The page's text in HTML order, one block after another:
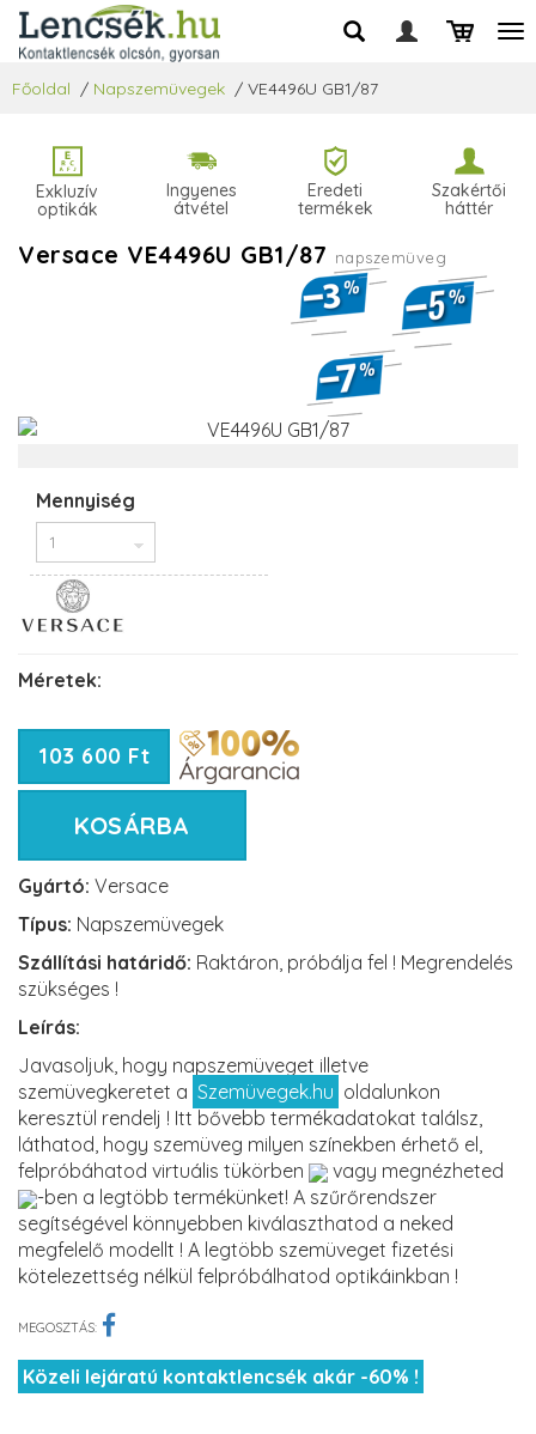
Főoldal / Napszemüvegek / VE4496U GB1/87
Exkluzív
optikák
Ingyenes
átvétel
Eredeti
termékek
Szakértői
háttér
Versace VE4496U GB1/87 napszemüveg
Mennyiség
Méretek:
103 600 Ft
KOSÁRBA
Gyártó: Versace
Típus: Napszemüvegek
Szállítási határidő: Raktáron, próbálja fel ! Megrendelés
szükséges !
Leírás:
Javasoljuk, hogy napszemüveget illetve
szemüvegkeretet a Szemüvegek.hu oldalunkon
keresztül rendelj ! Itt bővebb termékadatokat találsz,
láthatod, hogy szemüveg milyen színekben érhető el,
felpróbáhatod virtuális tükörben
vagy megnézheted
-ben a legtöbb termékünket! A szűrőrendszer
segítségével könnyebben kiválaszthatod a neked
megfelelő modellt ! A legtöbb szemüveget fizetési
kötelezettség nélkül felpróbálhatod optikáinkban !
MEGOSZTÁS:
Közeli lejáratú kontaktlencsék akár -60% !